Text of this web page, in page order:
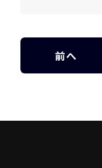
前へ